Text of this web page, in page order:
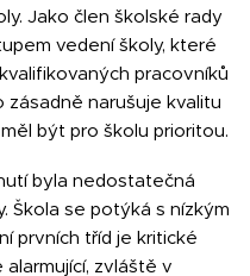
Jako člen školské rady
vedení školy, které
pracovníků
narušuje kvalitu
být pro školu prioritou.
byla nedostatečná
Škola se potýká s nízkým
prvních tříd je kritické
zvláště v